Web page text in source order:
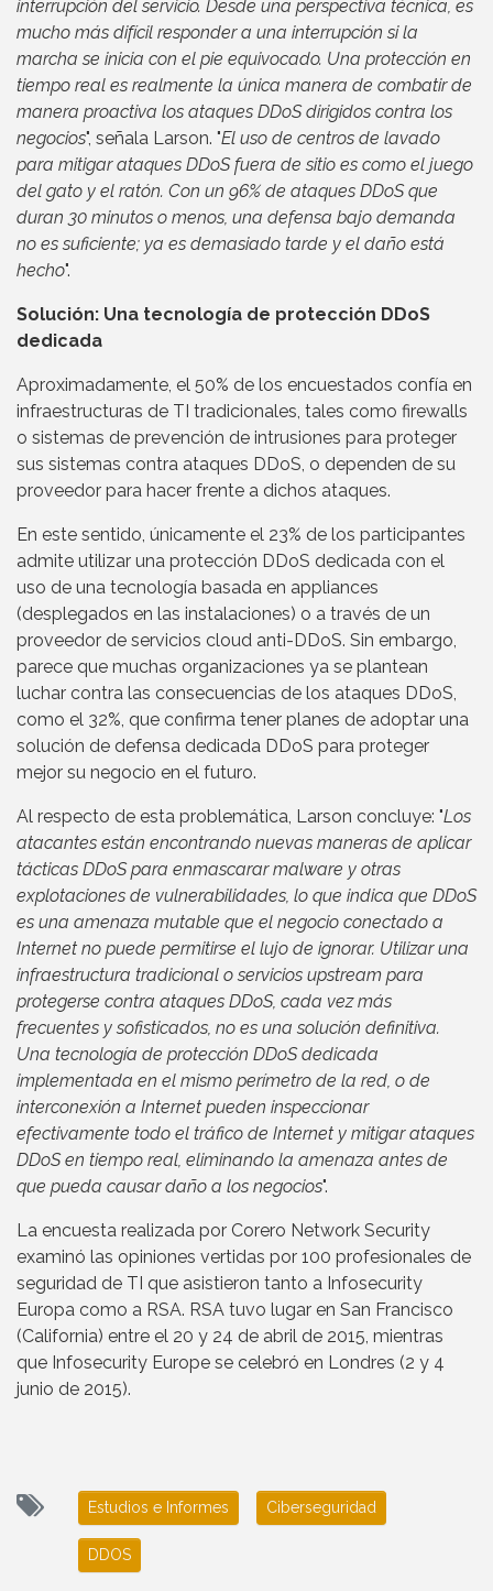
interrupción del servicio. Desde una perspectiva técnica, es
mucho más difícil responder a una interrupción si la
marcha se inicia con el pie equivocado. Una protección en
tiempo real es realmente la única manera de combatir de
manera proactiva los ataques DDoS dirigidos contra los
negocios", señala Larson. "El uso de centros de lavado
para mitigar ataques DDoS fuera de sitio es como el juego
del gato y el ratón. Con un 96% de ataques DDoS que
duran 30 minutos o menos, una defensa bajo demanda
no es suficiente; ya es demasiado tarde y el daño está
hecho".
Solución: Una tecnología de protección DDoS
dedicada
Aproximadamente, el 50% de los encuestados confía en
infraestructuras de TI tradicionales, tales como firewalls
o sistemas de prevención de intrusiones para proteger
sus sistemas contra ataques DDoS, o dependen de su
proveedor para hacer frente a dichos ataques.
En este sentido, únicamente el 23% de los participantes
admite utilizar una protección DDoS dedicada con el
uso de una tecnología basada en appliances
(desplegados en las instalaciones) o a través de un
proveedor de servicios cloud anti-DDoS. Sin embargo,
parece que muchas organizaciones ya se plantean
luchar contra las consecuencias de los ataques DDoS,
como el 32%, que confirma tener planes de adoptar una
solución de defensa dedicada DDoS para proteger
mejor su negocio en el futuro.
Al respecto de esta problemática, Larson concluye: "Los
atacantes están encontrando nuevas maneras de aplicar
tácticas DDoS para enmascarar malware y otras
explotaciones de vulnerabilidades, lo que indica que DDoS
es una amenaza mutable que el negocio conectado a
Internet no puede permitirse el lujo de ignorar. Utilizar una
infraestructura tradicional o servicios upstream para
protegerse contra ataques DDoS, cada vez más
frecuentes y sofisticados, no es una solución definitiva.
Una tecnología de protección DDoS dedicada
implementada en el mismo perímetro de la red, o de
interconexión a Internet pueden inspeccionar
efectivamente todo el tráfico de Internet y mitigar ataques
DDoS en tiempo real, eliminando la amenaza antes de
que pueda causar daño a los negocios".
La encuesta realizada por Corero Network Security
examinó las opiniones vertidas por 100 profesionales de
seguridad de TI que asistieron tanto a Infosecurity
Europa como a RSA. RSA tuvo lugar en San Francisco
(California) entre el 20 y 24 de abril de 2015, mientras
que Infosecurity Europe se celebró en Londres (2 y 4
junio de 2015).
Estudios e Informes Ciberseguridad
DDOS